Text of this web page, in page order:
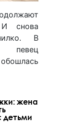
снова
В
певец
жена